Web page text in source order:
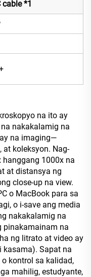
cable *1
na ito ay
nakakalamig na
na imaging—
at koleksyon. Nag-
1000x na
at distansya ng
close-up na view.
o MacBook para sa
o i-save ang media
nakakalamig na
pinakamainam na
ng litrato at video ay
kasama). Sapat na
o kontrol sa kalidad,
mahilig, estudyante,